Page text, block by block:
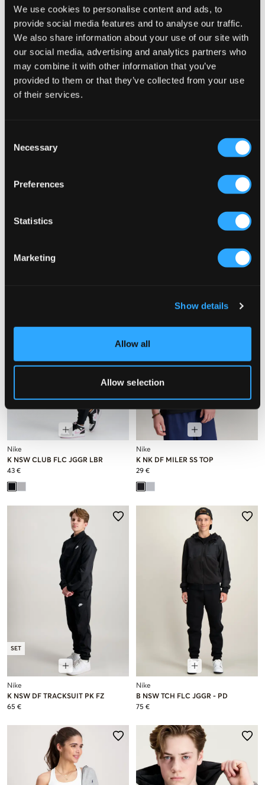
We use cookies to personalise content and ads, to
provide social media features and to analyse our traffic.
We also share information about your use of our site with
our social media, advertising and analytics partners who
may combine it with other information that you’ve
provided to them or that they’ve collected from your use
of their services.
Selection
Necessary
Preferences
Statistics
Marketing
Show details
Allow all
Allow selection
K NSW CLUB FLC HDY LBR
K NSW CLUB FLC HDY LBR
Nike
K NSW CLUB FLC JGGR LBR
43 €
Nike
K NK DF MILER SS TOP
29 €
SET
Nike
K NSW DF TRACKSUIT PK FZ
65 €
Nike
B NSW TCH FLC JGGR - PD
75 €